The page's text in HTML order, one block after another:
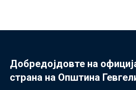
Добредојдовте на
страна на Општина